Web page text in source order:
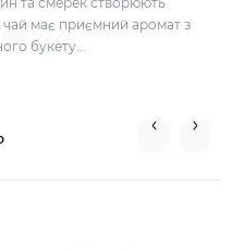
має приємний аромат з
букету...